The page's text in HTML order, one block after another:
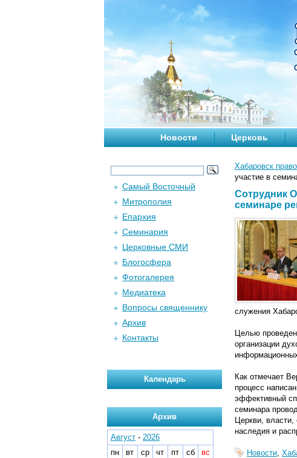
Новости Церковь
Хабаровск
участие в
Сотрудник
семинаре
служения
Целью
организации
Как отмечает
процесс
эффективный
семинара
Церкви, власти,
наследия и
Новости,
Самый Восточный
Митрополия
Епархия
Семинария
Церковные СМИ
Блогосфера
Фотогалерея
Медиатека
Вопросы священнику
Архив
Контакты
Календарь
Архив
Август - 2026
пн
вт ср чт пт сб
вс